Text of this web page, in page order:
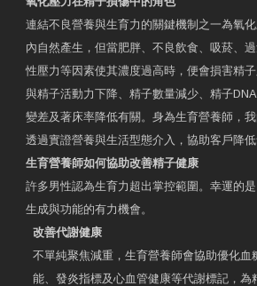
連結不良營養與生育力的關鍵機制之一為氧
內自然產生，但當肥胖、不良飲食、吸菸、
性壓力等因素使其濃度過高時，便會損害精
與精子活動力下降、精子數量減少、精子
變差及著床率降低有關。身為生育營養師，
透過實證營養與生活型態介入，協助客戶降低
生育營養師如何協助改善精子健康
許多男性認為生育力超出掌控範圍。幸運的
生成與功能的有力機會。
改善代謝健康
不單純聚焦減重，生育營養師會協助優化血
能、發炎指標及心血管健康等代謝標記，為